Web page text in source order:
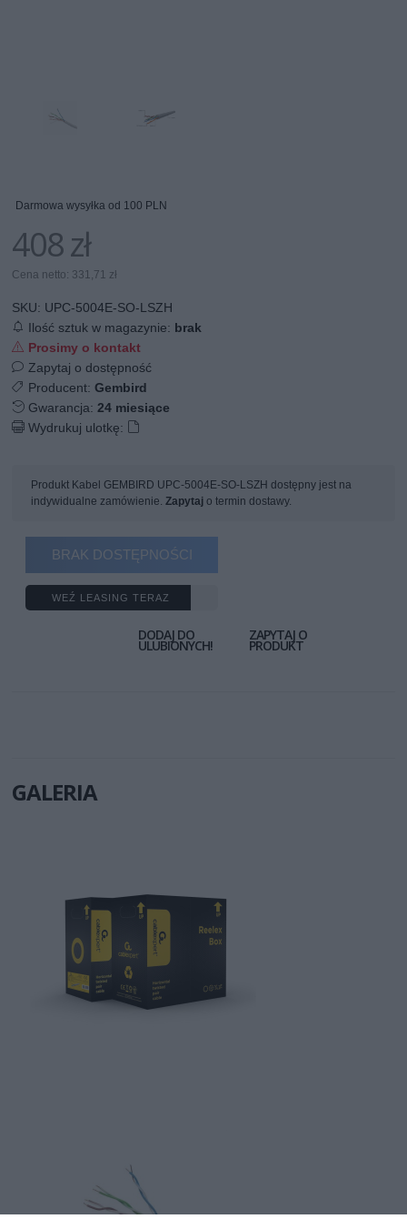
Darmowa wysyłka od 100 PLN
408 zł
Cena netto: 331,71 zł
SKU: UPC-5004E-SO-LSZH
Ilość sztuk w magazynie: brak
Prosimy o kontakt
Zapytaj o dostępność
Producent:Gembird
Gwarancja:24 miesiące
Wydrukuj ulotkę:
Produkt Kabel GEMBIRD UPC-5004E-SO-LSZH dostępny jest na
indywidualne zamówienie.Zapytaj o termin dostawy.
BRAK DOSTĘPNOŚCI
WEŹ LEASING TERAZ
DODAJ DO
ULUBIONYCH!
ZAPYTAJ O
PRODUKT
GALERIA